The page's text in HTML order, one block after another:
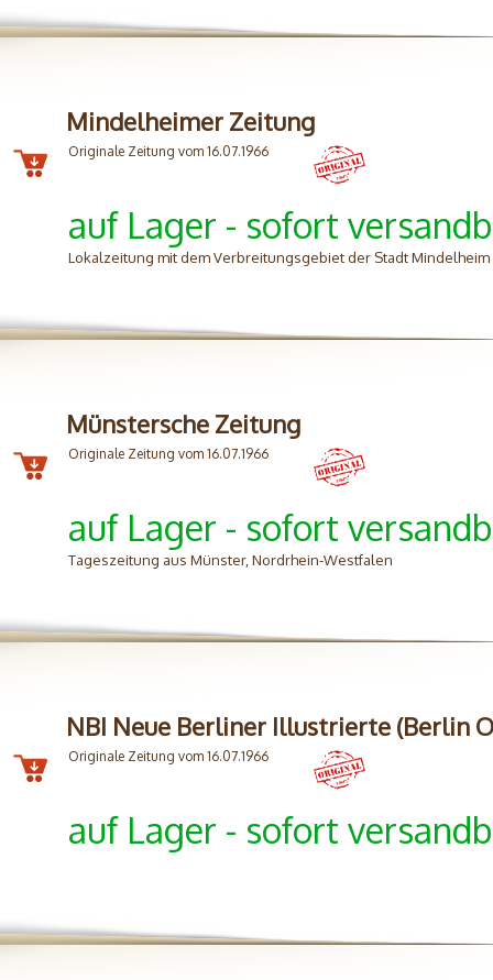
Mindelheimer Zeitung
Originale Zeitung vom 16.07.1966
auf Lager - sofort
Lokalzeitung mit dem Verbreitungsgebiet der Stadt
Münstersche Zeitung
Originale Zeitung vom 16.07.1966
auf Lager - sofort
Tageszeitung aus Münster, Nordrhein-Westfalen
NBI Neue Berliner Illustrierte (Berlin
Originale Zeitung vom 16.07.1966
auf Lager - sofort